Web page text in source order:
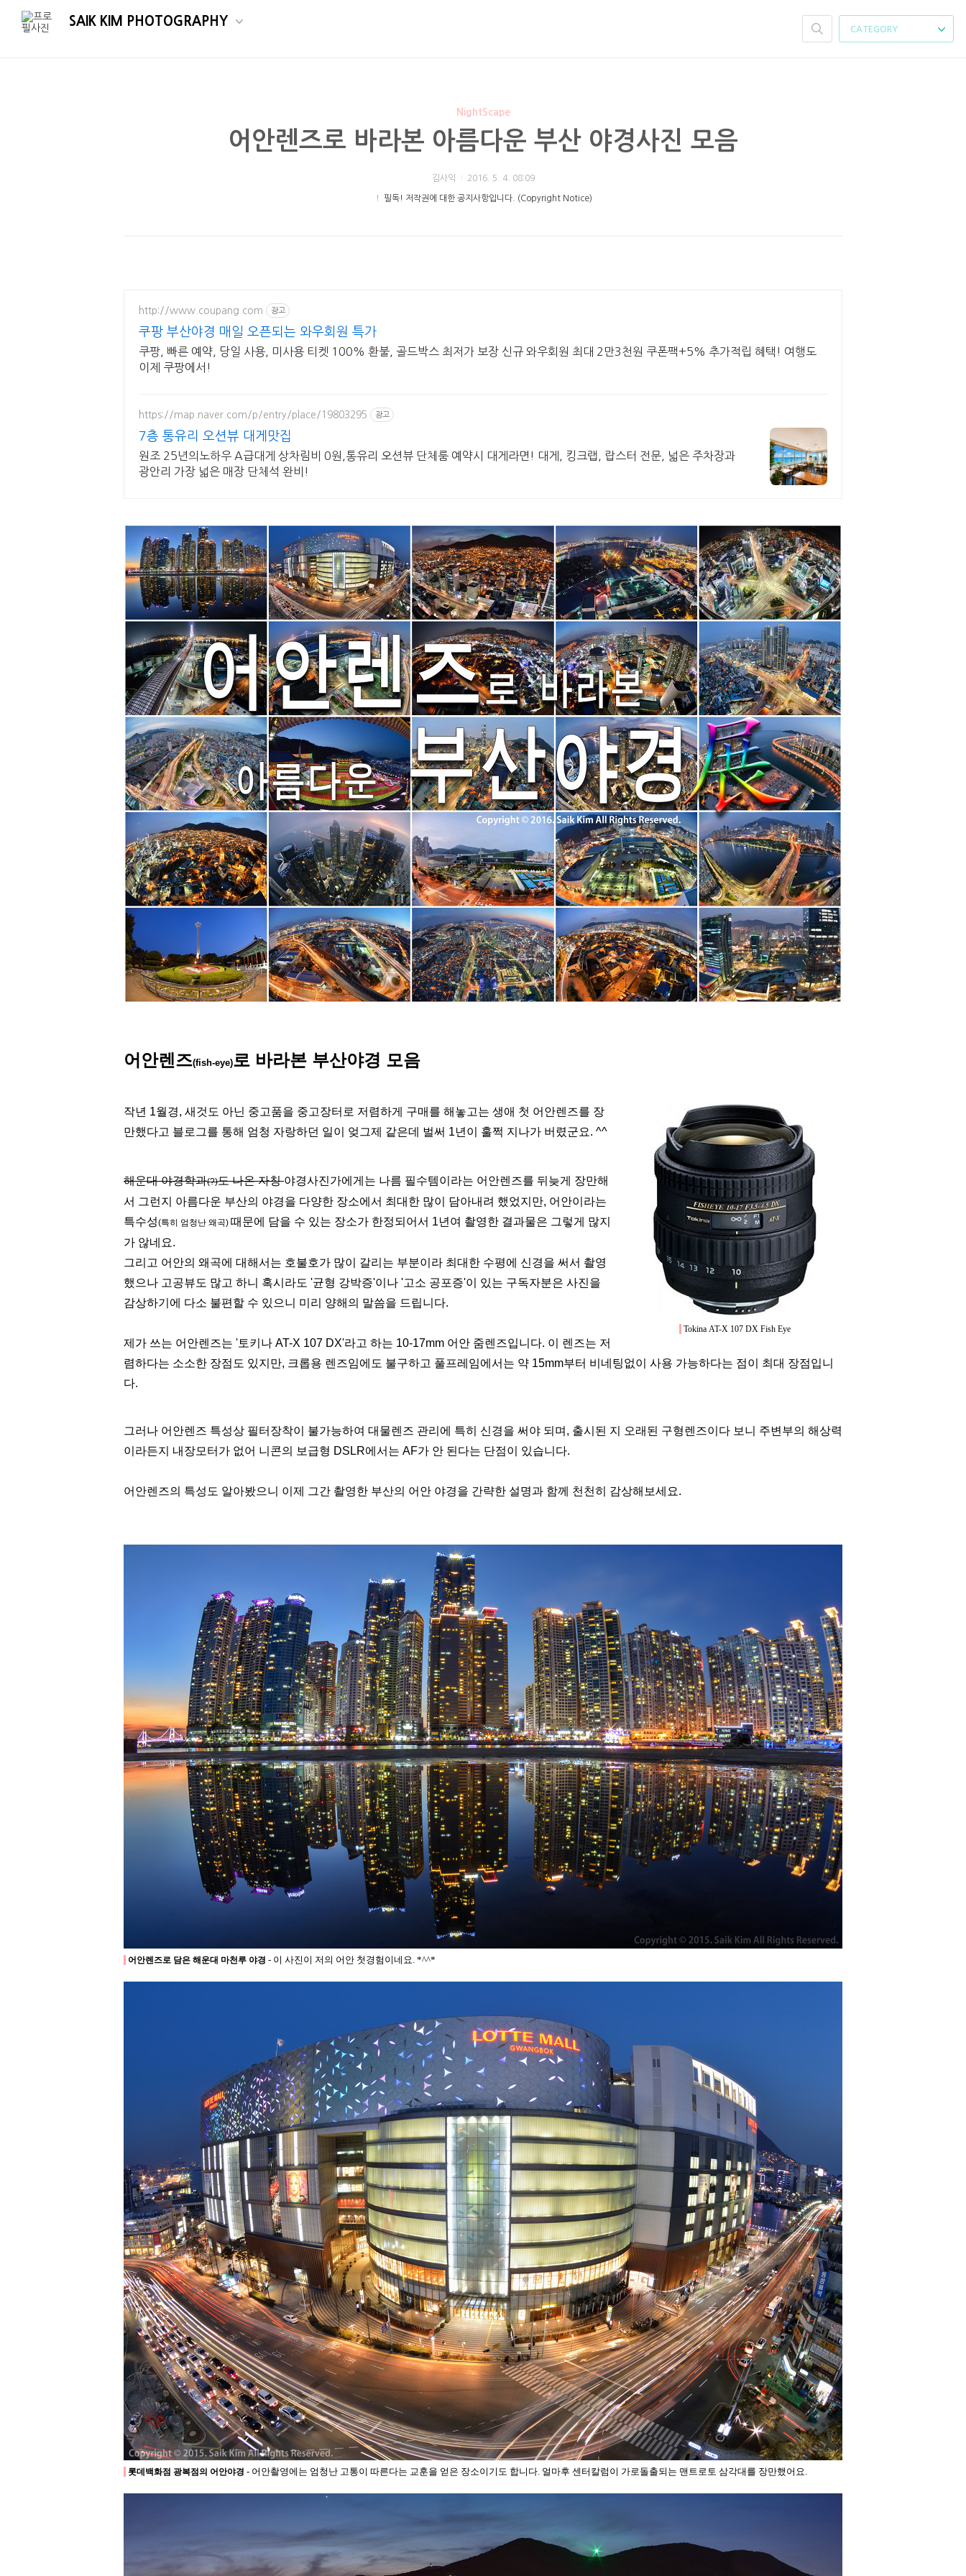
SAIK KIM PHOTOGRAPHY
CATEGORY
NightScape
어안렌즈로 바라본 아름다운 부산 야경사진 모음
김사익 2016. 5. 4. 08:09
！ 필독! 저작권에 대한 공지사항입니다. (Copyright Notice)
http://www.coupang.com 광고
쿠팡 부산야경 매일 오픈되는 와우회원 특가
쿠팡, 빠른 예약, 당일 사용, 미사용 티켓 100% 환불, 골드박스 최저가 보장 신규 와우회원 최대 2만3천원 쿠폰팩+5% 추가적립 혜택! 여행도
이제 쿠팡에서!
https://map.naver.com/p/entry/place/19803295 광고
7층 통유리 오션뷰 대게맛집
원조 25년의노하우 A급대게 상차림비 0원,통유리 오션뷰 단체룸 예약시 대게라면! 대게, 킹크랩, 랍스터 전문, 넓은 주차장과
광안리 가장 넓은 매장 단체석 완비!
어안렌즈(fish-eye)로 바라본 부산야경 모음
Tokina AT-X 107 DX Fish Eye
작년 1월경, 새것도 아닌 중고품을 중고장터로 저렴하게 구매를 해놓고는 생애 첫 어안렌즈를 장
만했다고 블로그를 통해 엄청 자랑하던 일이 엊그제 같은데 벌써 1년이 훌쩍 지나가 버렸군요. ^^
해운대 야경학과(?)도 나온 자칭야경사진가에게는 나름 필수템이라는 어안렌즈를 뒤늦게 장만해
서 그런지 아름다운 부산의 야경을 다양한 장소에서 최대한 많이 담아내려 했었지만, 어안이라는
특수성(특히 엄청난 왜곡) 때문에 담을 수 있는 장소가 한정되어서 1년여 촬영한 결과물은 그렇게 많지
가 않네요.
그리고 어안의 왜곡에 대해서는 호불호가 많이 갈리는 부분이라 최대한 수평에 신경을 써서 촬영
했으나 고공뷰도 많고 하니 혹시라도 '균형 강박증'이나 '고소 공포증'이 있는 구독자분은 사진을
감상하기에 다소 불편할 수 있으니 미리 양해의 말씀을 드립니다.
제가 쓰는 어안렌즈는 '토키나 AT-X 107 DX'라고 하는 10-17mm 어안 줌렌즈입니다. 이 렌즈는 저
렴하다는 소소한 장점도 있지만, 크롭용 렌즈임에도 불구하고 풀프레임에서는 약 15mm부터 비네팅없이 사용 가능하다는 점이 최대 장점입니
다.
그러나 어안렌즈 특성상 필터장착이 불가능하여 대물렌즈 관리에 특히 신경을 써야 되며, 출시된 지 오래된 구형렌즈이다 보니 주변부의 해상력
이라든지 내장모터가 없어 니콘의 보급형 DSLR에서는 AF가 안 된다는 단점이 있습니다.
어안렌즈의 특성도 알아봤으니 이제 그간 촬영한 부산의 어안 야경을 간략한 설명과 함께 천천히 감상해보세요.
어안렌즈로 담은 해운대 마천루 야경 - 이 사진이 저의 어안 첫경험이네요. *^^*
롯데백화점 광복점의 어안야경 - 어안촬영에는 엄청난 고통이 따른다는 교훈을 얻은 장소이기도 합니다. 얼마후 센터칼럼이 가로돌출되는 맨트로토 삼각대를 장만했어요.